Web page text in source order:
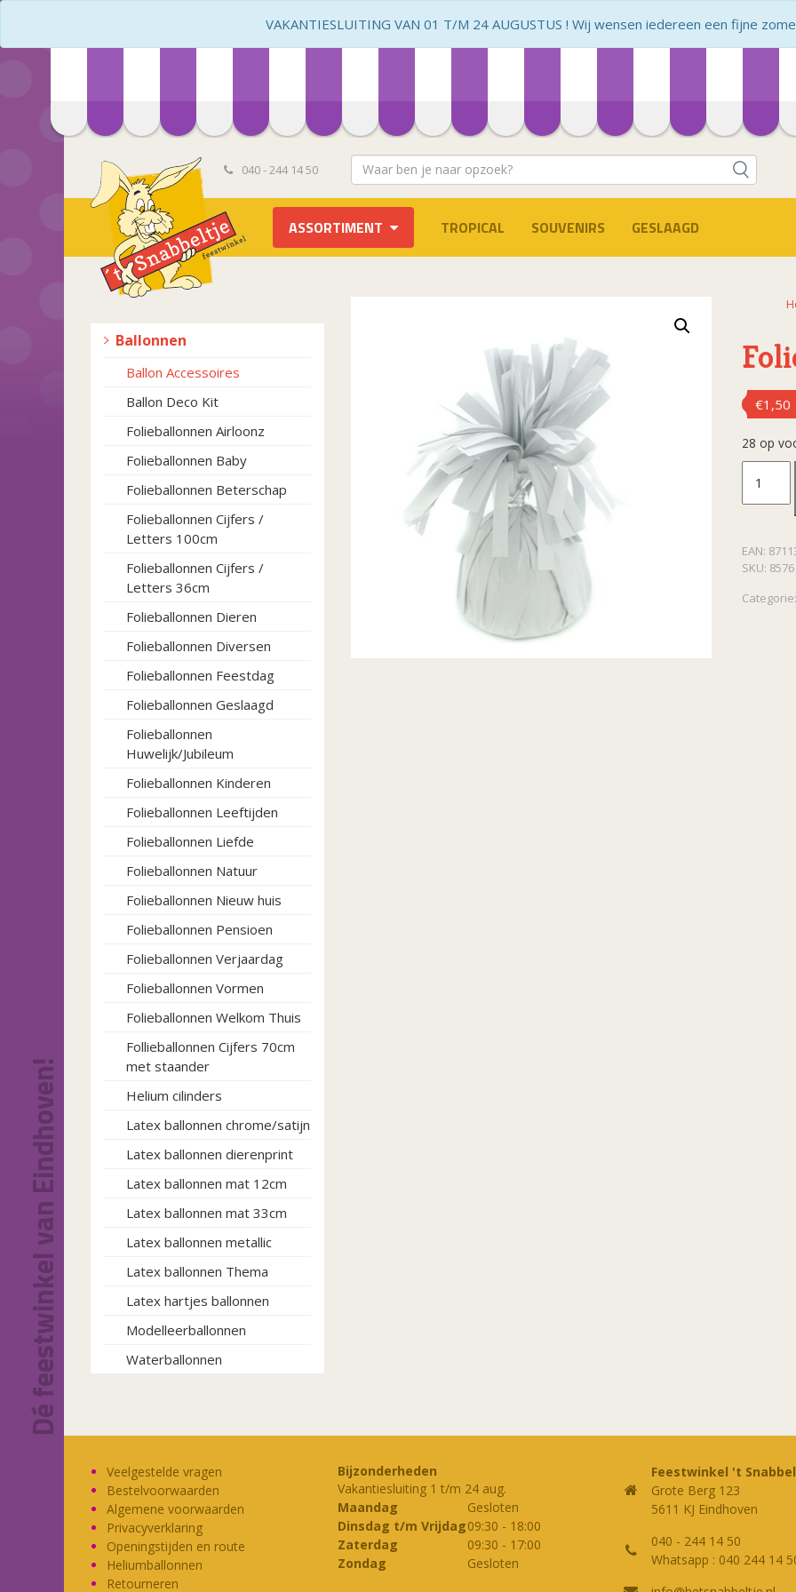
VAKANTIESLUITING VAN 01 T/M 24 AUGUSTUS ! Wij wensen iedereen een fijne
040 - 244 14 50
ASSORTIMENT TROPICAL SOUVENIRS GESLAAGD
Ballonnen
Ballon Accessoires
Ballon Deco Kit
Folieballonnen Airloonz
Folieballonnen Baby
Folieballonnen Beterschap
Folieballonnen Cijfers /
Letters 100cm
Folieballonnen Cijfers /
Letters 36cm
Folieballonnen Dieren
Folieballonnen Diversen
Folieballonnen Feestdag
Folieballonnen Geslaagd
Folieballonnen
Huwelijk/Jubileum
Folieballonnen Kinderen
Folieballonnen Leeftijden
Folieballonnen Liefde
Folieballonnen Natuur
Folieballonnen Nieuw huis
Folieballonnen Pensioen
Folieballonnen Verjaardag
Folieballonnen Vormen
Folieballonnen Welkom Thuis
Follieballonnen Cijfers 70cm
met staander
Helium cilinders
Latex ballonnen chrome/satijn
Latex ballonnen dierenprint
Latex ballonnen mat 12cm
Latex ballonnen mat 33cm
Latex ballonnen metallic
Latex ballonnen Thema
Latex hartjes ballonnen
Modelleerballonnen
Waterballonnen
€1,50
28 op
Folie
wit
aantal
EAN:
SKU: 8576
Dé feestwinkel van Eindhoven!
Veelgestelde vragen
Bestelvoorwaarden
Algemene voorwaarden
Privacyverklaring
Openingstijden en route
Heliumballonnen
Retourneren
Bijzonderheden
Vakantiesluiting 1 t/m 24 aug.
Maandag
Gesloten
Dinsdag t/m Vrijdag09:30 - 18:00
Zaterdag
09:30 - 17:00
Zondag
Gesloten
Feestwinkel 't
Grote Berg 123
5611 KJ Eindhoven
040 - 244 14 50
Whatsapp : 040 244 14